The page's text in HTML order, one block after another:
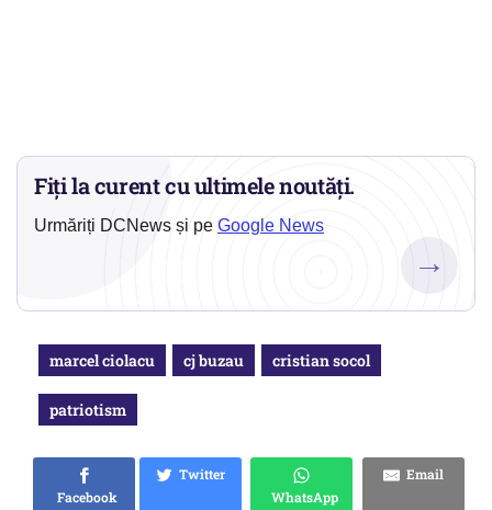
Fiți la curent cu ultimele noutăți.
Urmăriți DCNews și pe Google News
→
marcel ciolacu cj buzau cristian socol
patriotism
Facebook
Twitter
WhatsApp
Email